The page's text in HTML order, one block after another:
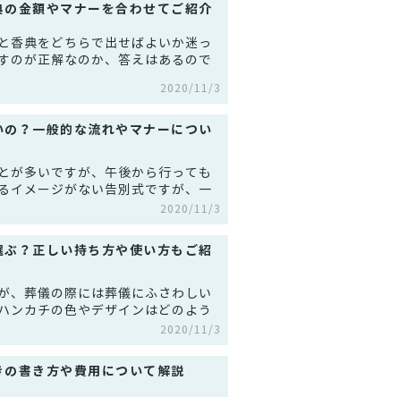
金額やマナーを合わせてご紹介
香典をどちらで出せばよいか迷っ
のが正解なのか、答えはあるので
2020/11/3
？一般的な流れやマナーについ
が多いですが、午後から行っても
イメージがない告別式ですが、一
2020/11/3
？正しい持ち方や使い方もご紹
、葬儀の際には葬儀にふさわしい
ンカチの色やデザインはどのよう
2020/11/3
書き方や費用について解説